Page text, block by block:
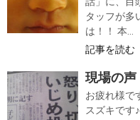
タッフが多
は！！ 本...
記事を読む
現場の声
お疲れ様で
スズキです